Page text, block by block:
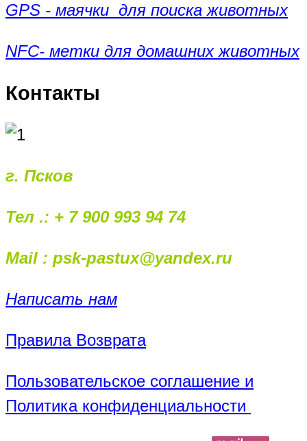
GPS - маячки для поиска животных
NFC- метки для домашних животных
Контакты
г. Псков
Тел .: + 7 900 993 94 74
Mail : psk-pastux@yandex.ru
Написать нам
Правила Возврата
Пользовательское соглашение и
Политика конфиденциальности